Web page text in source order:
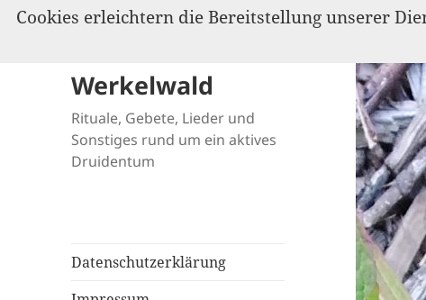
Werkelwald
Rituale, Gebete, Lieder und
Sonstiges rund um ein aktives
Druidentum
Datenschutzerklärung
Cookies erleichtern die Bereitstellung unserer